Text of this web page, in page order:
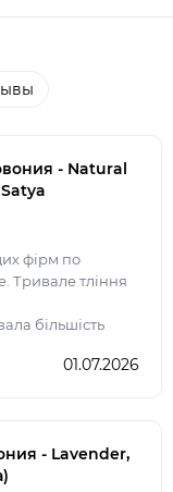
- Natural
фірм по
Тривале тління
більшість
залишається
01.07.2026
- Lavender,